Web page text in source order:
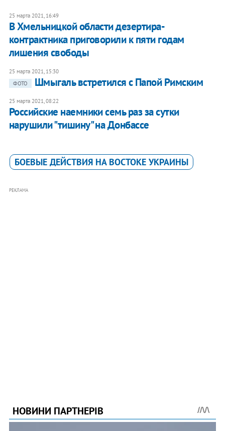
25 марта 2021, 16:49
В Хмельницкой области дезертира-
контрактника приговорили к пяти годам
лишения свободы
25 марта 2021, 15:30
ФОТО
Шмыгаль встретился с Папой Римским
25 марта 2021, 08:22
Российские наемники семь раз за сутки
нарушили "тишину" на Донбассе
БОЕВЫЕ ДЕЙСТВИЯ НА ВОСТОКЕ УКРАИНЫ
РЕКЛАМА